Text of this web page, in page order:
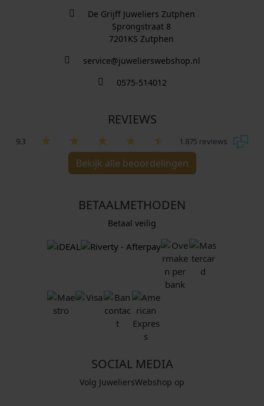
De Grijff Juweliers Zutphen
Sprongstraat 8
7201KS Zutphen
service@juwelierswebshop.nl
0575-514012
REVIEWS
9.3 1.875 reviews
Bekijk alle beoordelingen
BETAALMETHODEN
Betaal veilig
SOCIAL MEDIA
Volg JuweliersWebshop op